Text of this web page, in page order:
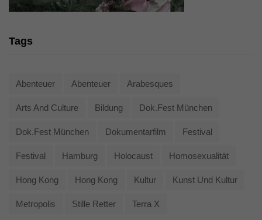
Tags
Abenteuer Abenteuer Arabesques
Arts And Culture Bildung Dok.fest München
Dok.fest München Dokumentarfilm Festival
Festival Hamburg Holocaust Homosexualität
Hong Kong Hong Kong Kultur Kunst Und Kultur
Metropolis Stille Retter Terra X